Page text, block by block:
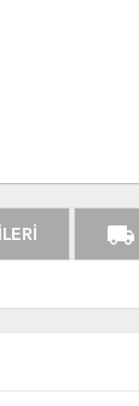
local_shipping